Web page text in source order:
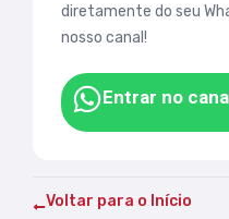
diretamente do seu
nosso canal!
Entrar no
Voltar para o Início